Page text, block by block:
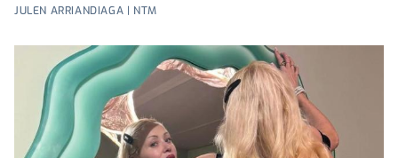
JULEN ARRIANDIAGA | NTM